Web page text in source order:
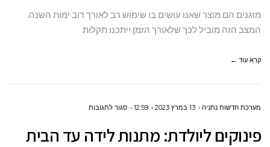
נפוצות
מזגנים הם מוצר שאנו עושים בו שימוש רב לאורך רוב ימות השנה.
המצב הזה מוביל לכך שלאורך הזמן ייתכנו תקלות
קרא עוד ←
מערכת חדשות נתניה 13 במרץ 2023 12:59 סגור לתגובותעל
ליולדת:
פינוקים ליולדת: מתנות לידה עד הבית